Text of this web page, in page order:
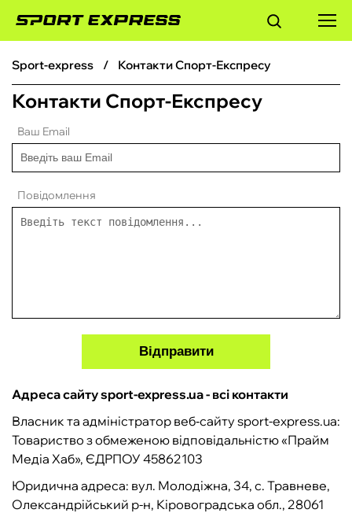
ФУТБОЛ
БАСКЕТБОЛ
БОКС
ХОКЕЙ
ІНШІ
БУКМЕКЕРИ
sport-express Контакти Спорт-Експресу
Контакти Спорт-Експресу
Ваш Email
Повідомлення
Відправити
Адреса сайтуsport-express.ua - всі контакти
Власник та адміністратор веб‑сайту sport-express.ua:
Товариство з обмеженою відповідальністю «Прайм
Медіа Хаб», ЄДРПОУ 45862103
Юридична адреса: вул. Молодіжна, 34, с. Травневе,
Олександрійський р-н, Кіровоградська обл., 28061